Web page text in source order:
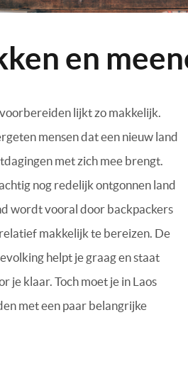
en
lijkt zo makkelijk.
mensen dat een nieuw land
met zich mee brengt.
nog redelijk ontgonnen land
wordt vooral door backpackers
makkelijk te bereizen. De
helpt je graag en staat
je klaar. Toch moet je in Laos
met een paar belangrijke